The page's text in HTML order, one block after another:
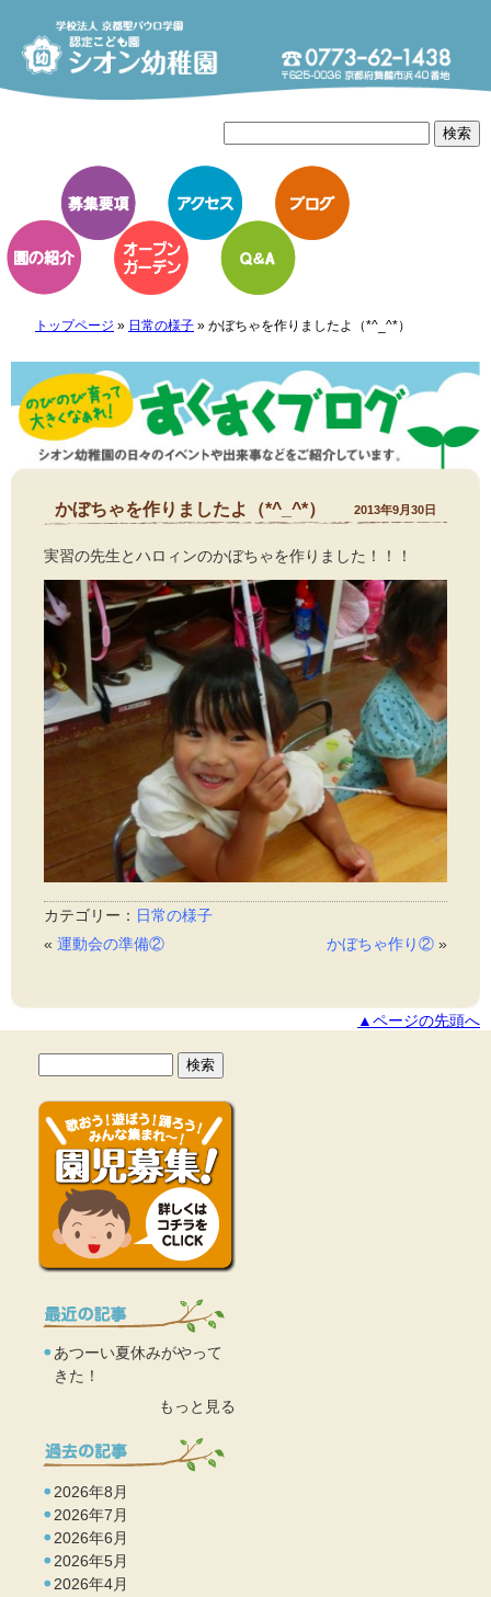
トップページ » 日常の様子» かぼちゃを作りましたよ（*^_^*）
かぼちゃを作りましたよ（*^_^*） 2013年9月30日
実習の先生とハロィンのかぼちゃを作りました！！！
カテゴリー： 日常の様子
« 運動会の準備② かぼちゃ作り② »
▲ページの先頭へ
あつーい夏休みがやって
きた！
もっと見る
2026年8月
2026年7月
2026年6月
2026年5月
2026年4月